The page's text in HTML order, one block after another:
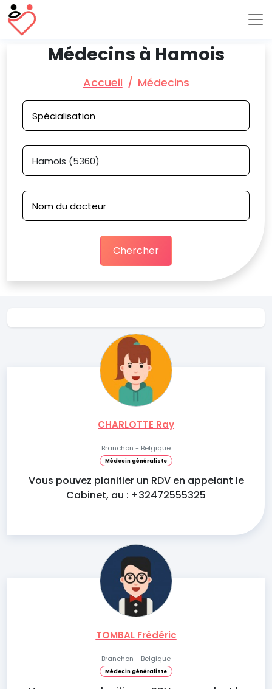
Médecins à Hamois
Accueil Médecins
Chercher
CHARLOTTE Ray
Branchon - Belgique
Médecin généraliste
Vous pouvez planifier un RDV en appelant le
Cabinet, au : +32472555325
TOMBAL Frédéric
Branchon - Belgique
Médecin généraliste